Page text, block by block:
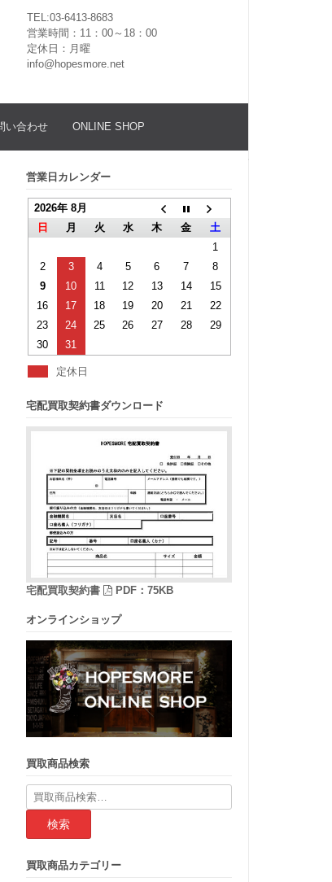
TEL:03-6413-8683
営業時間：11：00～18：00
定休日：月曜
info@hopesmore.net
い合わせ ONLINE SHOP
営業日カレンダー
2026年 8月
日
月 火 水 木 金
土
1
2
3 4 5 6 7
8
9
10 11 12 13 14
15
16
17 18 19 20 21
22
23
24 25 26 27 28
29
30
31
定休日
宅配買取契約書ダウンロード
宅配買取契約書 PDF：75KB
オンラインショップ
買取商品検索
検
索
果:
買取商品カテゴリー